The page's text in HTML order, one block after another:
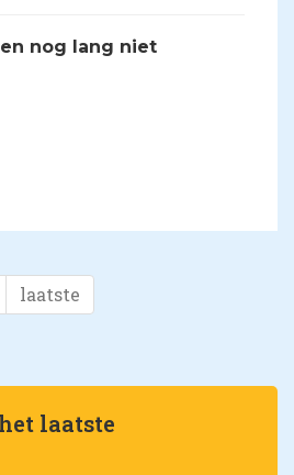
nog lang niet
laatste
laatste